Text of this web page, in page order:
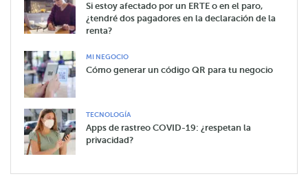
Si estoy afectado por un ERTE o en el paro,
¿tendré dos pagadores en la declaración de la
renta?
MI NEGOCIO
Cómo generar un código QR para tu negocio
TECNOLOGÍA
Apps de rastreo COVID-19: ¿respetan la
privacidad?